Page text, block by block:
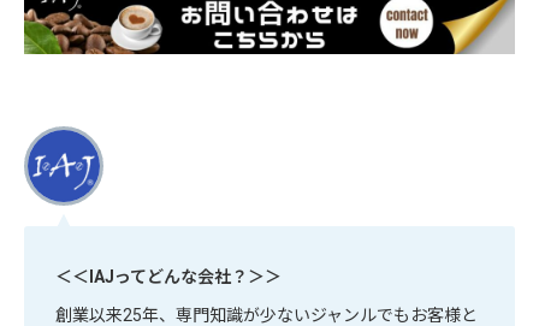
＜＜IAJってどんな会社？＞＞
創業以来25年、専門知識が少ないジャンルでもお客様と